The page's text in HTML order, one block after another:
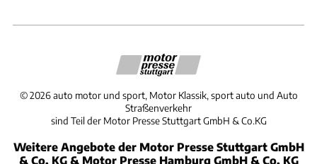
©2026 auto motor und sport, Motor Klassik, sport auto und Auto
Straßenverkehr
sind Teil der Motor Presse Stuttgart GmbH & Co.KG
Weitere Angebote der Motor Presse Stuttgart GmbH
& Co. KG & Motor Presse Hamburg GmbH & Co. KG